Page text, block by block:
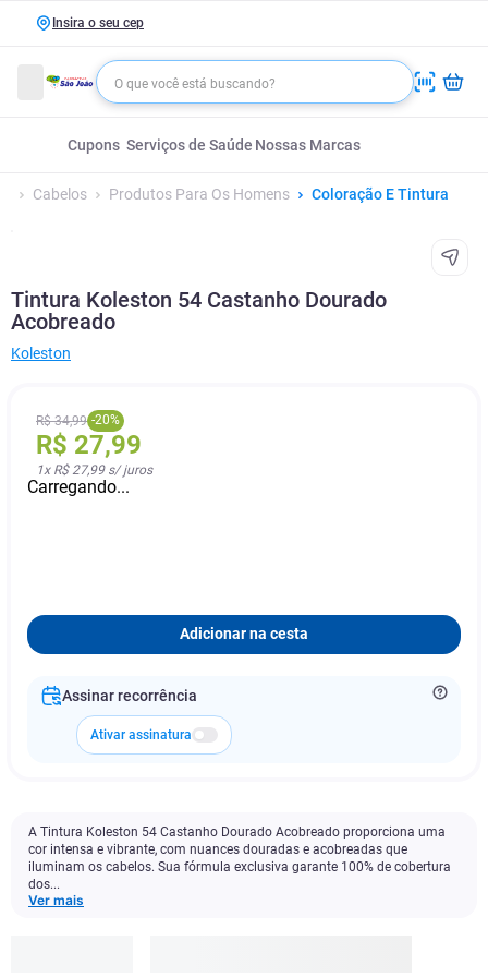
Insira o seu cep
Cupons Serviços de Saúde Nossas Marcas
Cabelos Produtos Para Os Homens Coloração E Tintura
Tintura Koleston 54 Castanho Dourado
Acobreado
Koleston
R$ 34,99 -20%
R$ 27,99
1x R$ 27,99s/ juros
Carregando...
Adicionar na cesta
Assinar recorrência
Ativar assinatura
A Tintura Koleston 54 Castanho Dourado Acobreado proporciona uma
cor intensa e vibrante, com nuances douradas e acobreadas que
iluminam os cabelos. Sua fórmula exclusiva garante 100% de cobertura
dos...
Ver mais